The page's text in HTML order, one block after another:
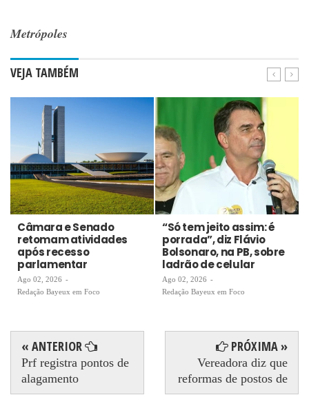
Metrópoles
VEJA TAMBÉM
Câmara e Senado
retomam atividades
após recesso
parlamentar
Ago 02, 2026 -
Redação Bayeux em Foco
“Só tem jeito assim: é
porrada”, diz Flávio
Bolsonaro, na PB, sobre
ladrão de celular
Ago 02, 2026 -
Redação Bayeux em Foco
« ANTERIOR
Prf registra pontos de
alagamento
PRÓXIMA »
Vereadora diz que
reformas de postos de